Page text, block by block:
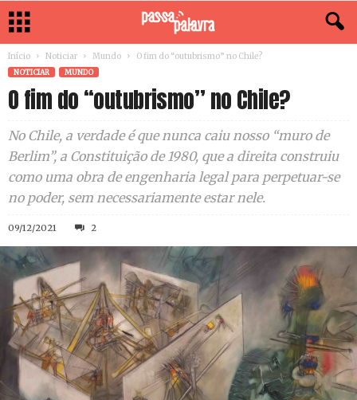
Início Noticiar Mundo O fim do “outubrismo” no Chile?
NOTICIAR MUNDO
O fim do “outubrismo” no Chile?
No Chile, a verdade é que nunca caiu nosso “muro de
Berlim”, a Constituição de 1980, que a direita construiu
como uma obra de engenharia legal para perpetuar-se
no poder, sem necessariamente estar nele.
09/12/2021 2